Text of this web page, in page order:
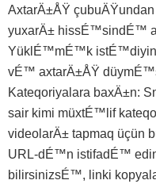
AxtarÄ±ÅŸ
yuxarÄ± hissÉ™sindÉ™
YüklÉ™mÉ™k
vÉ™ axtarÄ±ÅŸ
Kateqoriyalara baxÄ±n:
sair kimi müxtÉ™lif
videolarÄ± tapmaq üçün
URL-dÉ™n istifadÉ™
bilirsinizsÉ™, linki